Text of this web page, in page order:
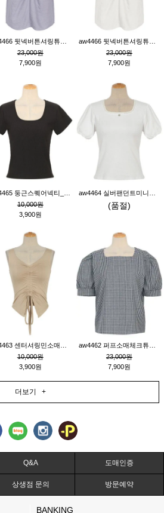
23,000원
7,900원
23,000원
7,900원
10,000원
3,900원
(품절)
10,000원
3,900원
23,000원
7,900원
더보기 +
Q&A 도매인증
상생점 문의 방문예약
BANKING